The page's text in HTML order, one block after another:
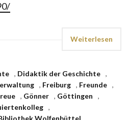
Weiterlesen
, Didaktik der Geschichte ,
, Freiburg , Freunde ,
, Gönner , Göttingen
,
,
Wolfenbüttel